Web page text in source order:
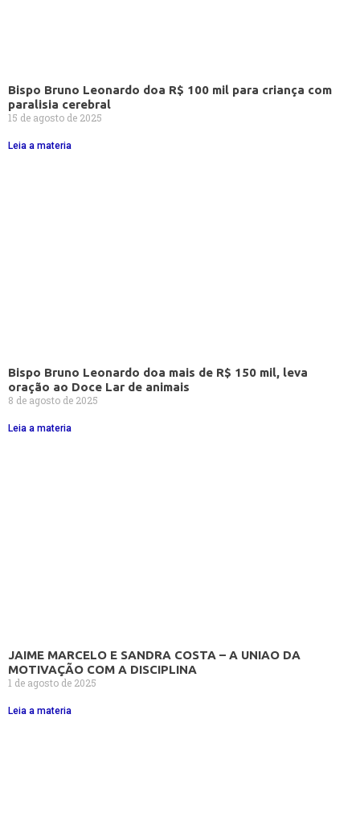
Bispo Bruno Leonardo doa R$ 100 mil para criança com
paralisia cerebral
15 de agosto de 2025
Leia a materia
Bispo Bruno Leonardo doa mais de R$ 150 mil, leva
oração ao Doce Lar de animais
8 de agosto de 2025
Leia a materia
JAIME MARCELO E SANDRA COSTA – A UNIAO DA
MOTIVAÇÃO COM A DISCIPLINA
1 de agosto de 2025
Leia a materia